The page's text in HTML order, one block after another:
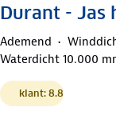
Durant - Jas
Ademend
Waterdicht 10.000
klant: 8.8